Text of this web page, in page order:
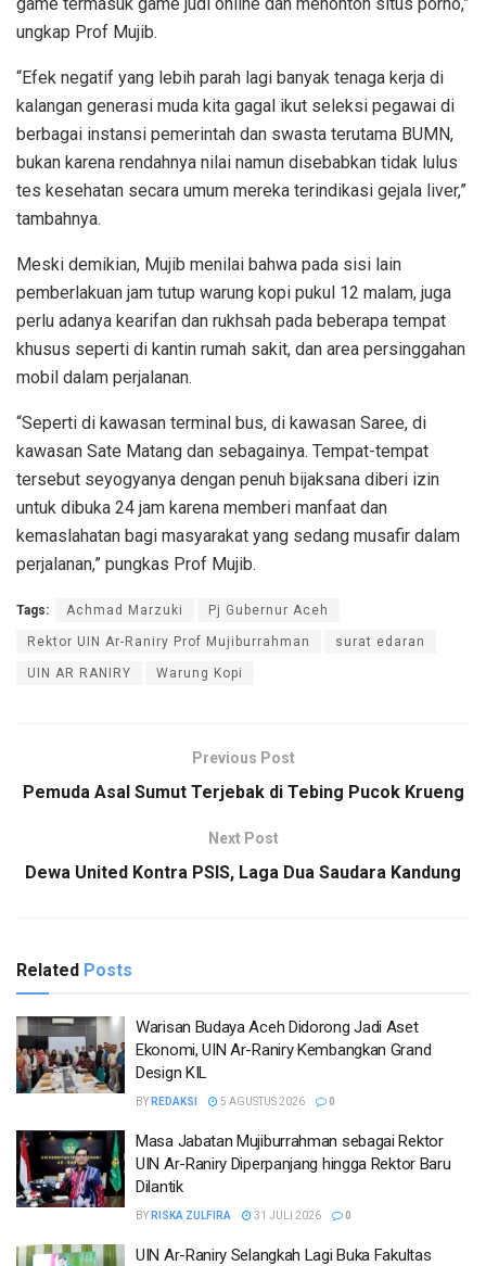
ungkap Prof Mujib.
“Efek negatif yang lebih parah lagi banyak tenaga kerja di
kalangan generasi muda kita gagal ikut seleksi pegawai di
berbagai instansi pemerintah dan swasta terutama BUMN,
bukan karena rendahnya nilai namun disebabkan tidak lulus
tes kesehatan secara umum mereka terindikasi gejala liver,”
tambahnya.
Meski demikian, Mujib menilai bahwa pada sisi lain
pemberlakuan jam tutup warung kopi pukul 12 malam, juga
perlu adanya kearifan dan rukhsah pada beberapa tempat
khusus seperti di kantin rumah sakit, dan area persinggahan
mobil dalam perjalanan.
“Seperti di kawasan terminal bus, di kawasan Saree, di
kawasan Sate Matang dan sebagainya. Tempat-tempat
tersebut seyogyanya dengan penuh bijaksana diberi izin
untuk dibuka 24 jam karena memberi manfaat dan
kemaslahatan bagi masyarakat yang sedang musafir dalam
perjalanan,” pungkas Prof Mujib.
Tags: Achmad Marzuki Pj Gubernur Aceh
Rektor UIN Ar-Raniry Prof Mujiburrahman surat edaran
UIN AR RANIRY Warung Kopi
Previous Post
Pemuda Asal Sumut Terjebak di Tebing Pucok Krueng
Next Post
Dewa United Kontra PSIS, Laga Dua Saudara Kandung
Related Posts
Warisan Budaya Aceh Didorong Jadi Aset
Ekonomi, UIN Ar-Raniry Kembangkan Grand
Design KIL
BY REDAKSI 5 AGUSTUS 2026 0
Masa Jabatan Mujiburrahman sebagai Rektor
UIN Ar-Raniry Diperpanjang hingga Rektor Baru
Dilantik
BY RISKA ZULFIRA 31 JULI 2026 0
UIN Ar-Raniry Selangkah Lagi Buka Fakultas